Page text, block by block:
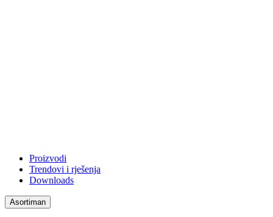
Proizvodi
Trendovi i rješenja
Downloads
Asortiman